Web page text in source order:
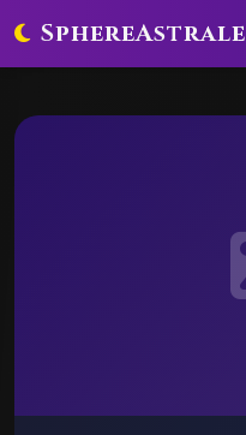
SphereAstrale